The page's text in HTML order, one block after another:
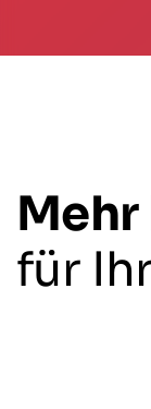
für